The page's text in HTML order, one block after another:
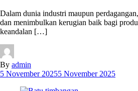
Dalam dunia industri maupun
dan menimbulkan kerugian baik bagi
keandalan […]
By admin
5 November 20255 November 2025